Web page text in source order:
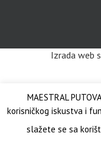
Izrada web
MAESTRAL
korisničkog iskustva i
slažete se sa